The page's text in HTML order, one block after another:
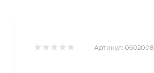
Артикул: 0602008